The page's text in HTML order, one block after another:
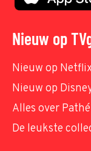
Nieuw op
Nieuw op Netflix
Nieuw op
Alles over
De leukste